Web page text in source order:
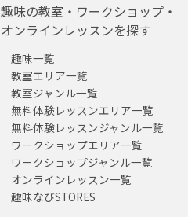
趣味の教室・ワークショップ・
オンラインレッスンを探す
趣味一覧
教室エリア一覧
教室ジャンル一覧
無料体験レッスンエリア一覧
無料体験レッスンジャンル一覧
ワークショップエリア一覧
ワークショップジャンル一覧
オンラインレッスン一覧
趣味なびSTORES